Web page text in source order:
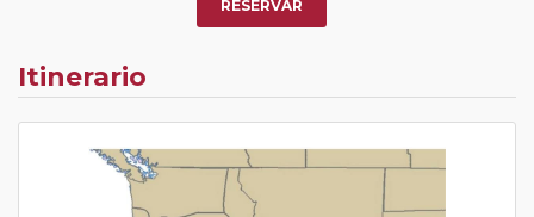
RESERVAR
Itinerario